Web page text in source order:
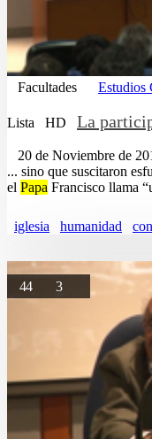
Facultades Estudios
Lista HD La
20 de Noviembre de
... sino que suscitaron
el Papa Francisco llama
iglesia humanidad
44 3